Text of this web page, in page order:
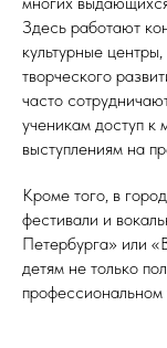
Здесь работают
культурные
творческого
часто
ученикам доступ к
выступлениям на
Кроме того, в
фестивали и
Петербурга» или
детям не только
профессиональном